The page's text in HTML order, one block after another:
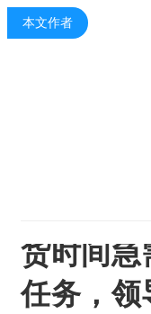
近日，
企业的
货时间急
任务，领
本文作者